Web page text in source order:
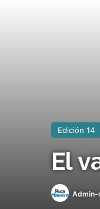
Edición 14
El
Admin-